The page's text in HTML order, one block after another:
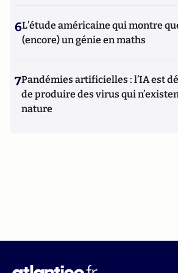
6L’étude américaine qui montre
(encore) un génie en maths
7Pandémies artificielles : l’IA est
de produire des virus qui
nature